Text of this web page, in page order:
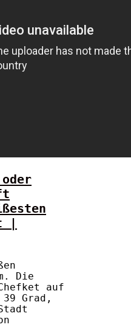
|
Die
auf
Grad,